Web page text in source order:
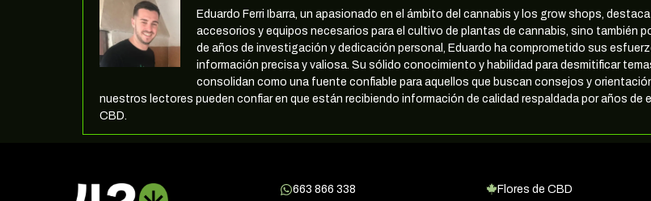
Eduardo Ferri Ibarra, un apasionado en el ámbito del cannabis y los grow shops,
accesorios y equipos necesarios para el cultivo de plantas de cannabis, sino también
de años de investigación y dedicación personal, Eduardo ha comprometido sus
información precisa y valiosa. Su sólido conocimiento y habilidad para desmitificar
consolidan como una fuente confiable para aquellos que buscan consejos y
nuestros lectores pueden confiar en que están recibiendo información de calidad respaldada por años de
CBD.
663 866 338 Flores de CBD